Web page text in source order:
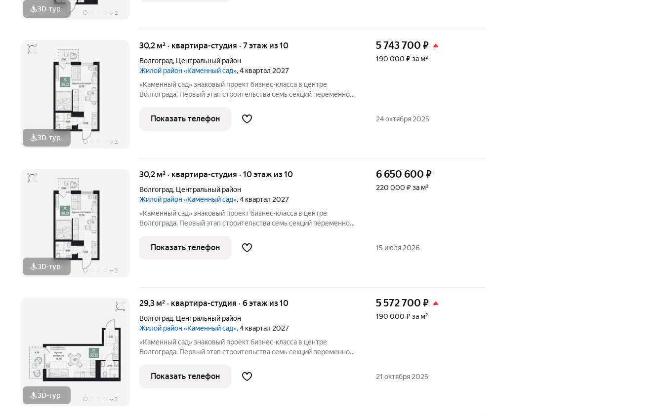
3D-тур + 2
3D-тур + 2
30,2 м² · квартира-студия · 7 этаж из 10
Волгоград, Центральный район
Жилой район «Каменный сад», 4 квартал 2027
«Каменный сад» знаковый проект бизнес-класса в центре
Волгограда. Первый этап строительства семь секций переменной
приватный двор, свободный от машин. С верхних этажей
открываются панорамные
5 743 700 ₽
190 000 ₽ за м²
Показать телефон 24 октября 2025
3D-тур + 2
30,2 м² · квартира-студия · 10 этаж из 10
Волгоград, Центральный район
Жилой район «Каменный сад», 4 квартал 2027
«Каменный сад» знаковый проект бизнес-класса в центре
Волгограда. Первый этап строительства семь секций переменной
приватный двор, свободный от машин. С верхних этажей
открываются панорамные
6 650 600 ₽
220 000 ₽ за м²
Показать телефон 15 июля 2026
3D-тур + 2
29,3 м² · квартира-студия · 6 этаж из 10
Волгоград, Центральный район
Жилой район «Каменный сад», 4 квартал 2027
«Каменный сад» знаковый проект бизнес-класса в центре
Волгограда. Первый этап строительства семь секций переменной
приватный двор, свободный от машин. С верхних этажей
открываются панорамные
5 572 700 ₽
190 000 ₽ за м²
Показать телефон 21 октября 2025